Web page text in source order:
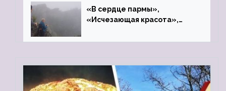
«В сердце пармы»,
«Исчезающая красота»,